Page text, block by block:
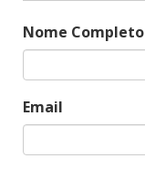
Nome Completo
Email